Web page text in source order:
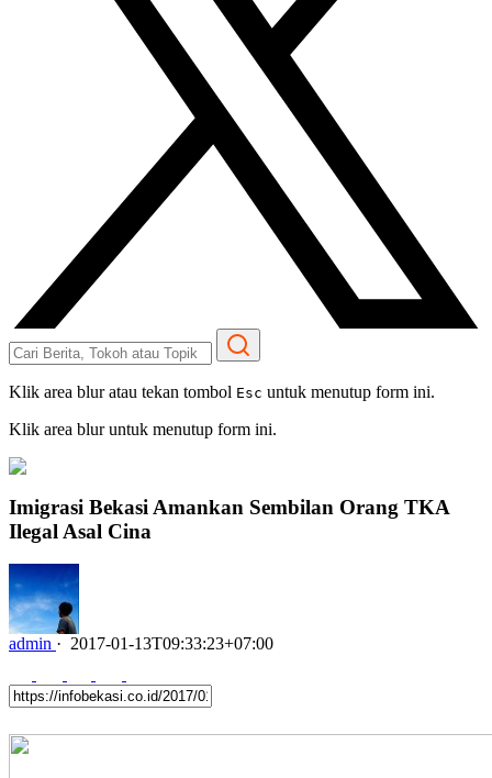
Klik area blur atau tekan tombol Esc untuk menutup form ini.
Klik area blur untuk menutup form ini.
Imigrasi Bekasi Amankan Sembilan Orang TKA
Ilegal Asal Cina
admin · 2017-01-13T09:33:23+07:00